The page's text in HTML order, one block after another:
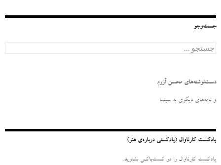
جست‌وجو
س
و
ر
دست‌نوشته‌های محسن آزرم
و نامه‌‌های دیگری به سینما
پادکست کارناوال (پادکستی درباره‌ی هنر)
پادکست کارناوال را در کست‌باکس بشنوید.